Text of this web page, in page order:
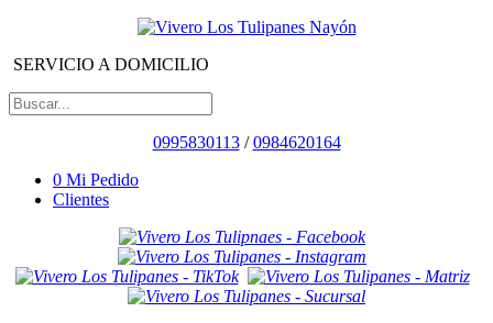
SERVICIO A DOMICILIO
0995830113/0984620164
0 Mi Pedido
Clientes